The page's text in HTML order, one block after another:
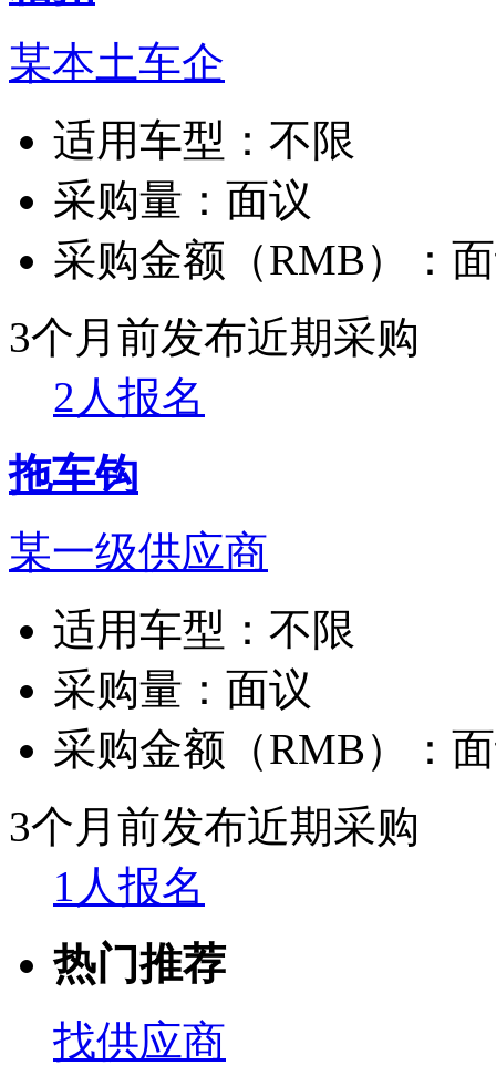
某本土车企
适用车型： 不限
采购量： 面议
采购金额（RMB）：
3个月前发布近期采购
2人报名
拖车钩
某一级供应商
适用车型： 不限
采购量： 面议
采购金额（RMB）：
3个月前发布近期采购
1人报名
热门推荐
找供应商